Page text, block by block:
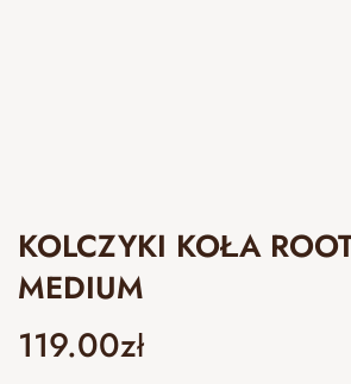
KOLCZYKI KOŁA
MEDIUM
119.00zł